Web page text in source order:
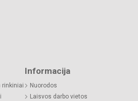
rinkiniai
Informacija
Nuorodos
Laisvos darbo vietos